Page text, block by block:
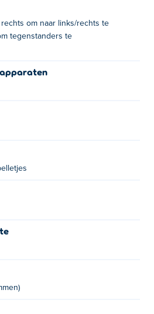
rechts om naar links/rechts te
tegenstanders te
apparaten